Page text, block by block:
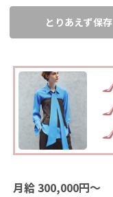
とりあえず保存
月給 300,000円～